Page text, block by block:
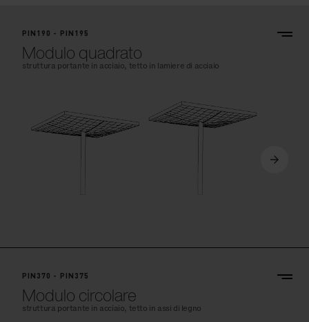
PIN190 - PIN195
Modulo quadrato
struttura portante in acciaio, tetto in lamiere di acciaio
PIN370 - PIN375
Modulo circolare
struttura portante in acciaio, tetto in assi di legno